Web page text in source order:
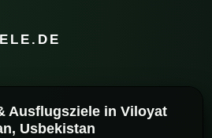
Ausflugsziele in Viloyat
Usbekistan